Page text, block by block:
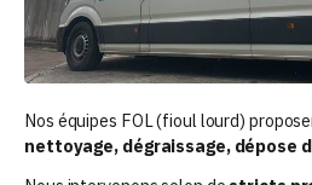
Nos équipes FOL (fioul lourd)
nettoyage, dégraissage, dépose